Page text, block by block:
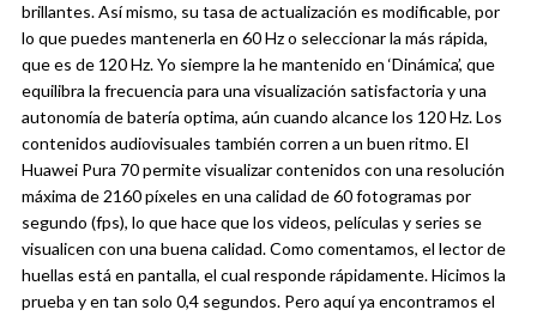
brillantes. Así mismo, su tasa de actualización es modificable, por
lo que puedes mantenerla en 60 Hz o seleccionar la más rápida,
que es de 120 Hz. Yo siempre la he mantenido en ‘Dinámica’, que
equilibra la frecuencia para una visualización satisfactoria y una
autonomía de batería optima, aún cuando alcance los 120 Hz.Los
contenidos audiovisuales también corren a un buen ritmo. El
Huawei Pura 70 permite visualizar contenidos con una resolución
máxima de 2160 píxeles en una calidad de 60 fotogramas por
segundo (fps), lo que hace que los videos, películas y series se
visualicen con una buena calidad.Como comentamos, el lector de
huellas está en pantalla, el cual responde rápidamente. Hicimos la
prueba y en tan solo 0,4 segundos. Pero aquí ya encontramos el